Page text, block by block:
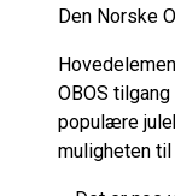
Den Norske
OBOS
populære
muligheten